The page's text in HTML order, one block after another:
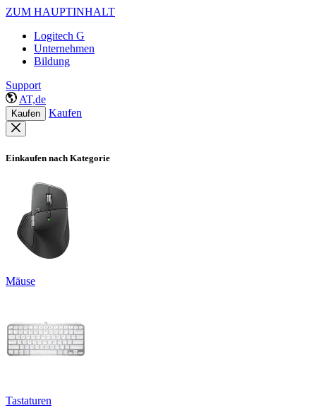
ZUM HAUPTINHALT
Logitech G
Unternehmen
Bildung
Support
AT,de
Kaufen Kaufen
Einkaufen nach Kategorie
Mäuse
Tastaturen